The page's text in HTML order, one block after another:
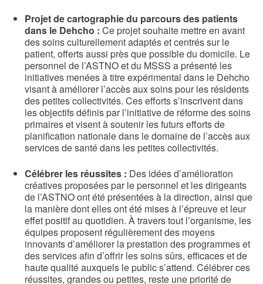
Projet de cartographie du parcours des patients
dans le Dehcho : Ce projet souhaite mettre en avant
des soins culturellement adaptés et centrés sur le
patient, offerts aussi près que possible du domicile. Le
personnel de l’ASTNO et du MSSS a présenté les
initiatives menées à titre expérimental dans le Dehcho
visant à améliorer l’accès aux soins pour les résidents
des petites collectivités. Ces efforts s’inscrivent dans
les objectifs définis par l’initiative de réforme des soins
primaires et visent à soutenir les futurs efforts de
planification nationale dans le domaine de l’accès aux
services de santé dans les petites collectivités.
Célébrer les réussites : Des idées d’amélioration
créatives proposées par le personnel et les dirigeants
de l’ASTNO ont été présentées à la direction, ainsi que
la manière dont elles ont été mises à l’épreuve et leur
effet positif au quotidien. À travers tout l’organisme, les
équipes proposent régulièrement des moyens
innovants d’améliorer la prestation des programmes et
des services afin d’offrir les soins sûrs, efficaces et de
haute qualité auxquels le public s’attend. Célébrer ces
réussites, grandes ou petites, reste une priorité de